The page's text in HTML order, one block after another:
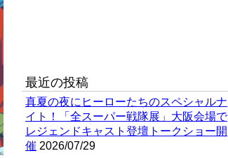
最近の投稿
真夏の夜にヒーローたちのスペシャルナ
イト！「全スーパー戦隊展」大阪会場で
レジェンドキャスト登壇トークショー開
催 2026/07/29